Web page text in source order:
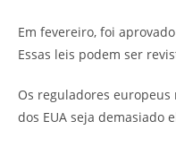
Em fevereiro, foi
Essas leis podem ser
Os reguladores
dos EUA seja demasiado